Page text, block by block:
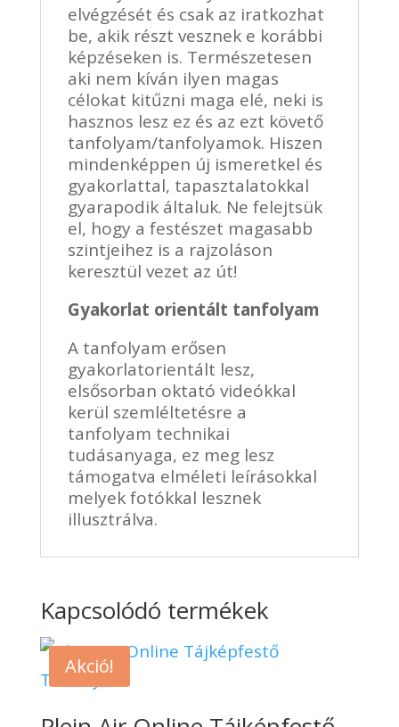
elvégzését és csak az iratkozhat
be, akik részt vesznek e korábbi
képzéseken is. Természetesen
aki nem kíván ilyen magas
célokat kitűzni maga elé, neki is
hasznos lesz ez és az ezt követő
tanfolyam/tanfolyamok. Hiszen
mindenképpen új ismeretkel és
gyakorlattal, tapasztalatokkal
gyarapodik általuk. Ne felejtsük
el, hogy a festészet magasabb
szintjeihez is a rajzoláson
keresztül vezet az út!
Gyakorlat orientált tanfolyam
A tanfolyam erősen
gyakorlatorientált lesz,
elsősorban oktató videókkal
kerül szemléltetésre a
tanfolyam technikai
tudásanyaga, ez meg lesz
támogatva elméleti leírásokkal
melyek fotókkal lesznek
illusztrálva.
Kapcsolódó termékek
Akció!